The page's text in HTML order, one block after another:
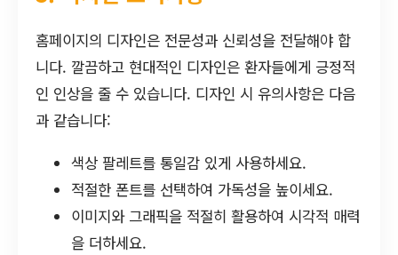
홈페이지의 디자인은 전문성과 신뢰성을 전달해야 합
니다. 깔끔하고 현대적인 디자인은 환자들에게 긍정적
인 인상을 줄 수 있습니다. 디자인 시 유의사항은 다음
과 같습니다:
색상 팔레트를 통일감 있게 사용하세요.
적절한 폰트를 선택하여 가독성을 높이세요.
이미지와 그래픽을 적절히 활용하여 시각적 매력
을 더하세요.